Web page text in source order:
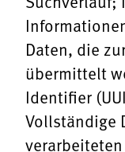
Daten, die
übermittelt
Identifier
Vollständige